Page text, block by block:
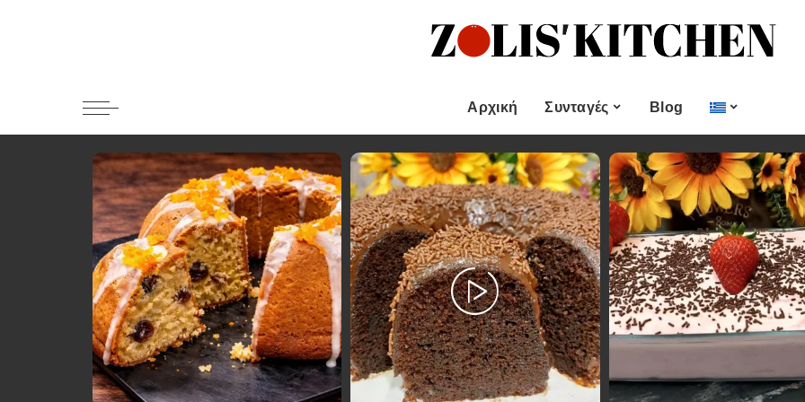
Αρχική Συνταγές
Κατηγορίες
Ορεκτικα & μεζεδες
Ψωμι
Κουλούρια και
Μπισκότα
Γλυκό και Επιδόρπιο
Ποτά και Χυμοί
Ψάρι και Θαλασσινά
Σάλτσες και Αλοιφές
Εποχιακές Συνταγές
Χριστουγεννιάτικες
Συνταγές
Πασχαλινές Συνταγές
Νηστίσιμες Συνταγές
Συνταγές για Αγίου
Βαλεντίνου
Blog
Γλυκό και Επιδόρπιο
Ποτά και Χυμοί
Ψάρι και Θαλασσινά
Σάλτσες και Αλοιφές
Κυρίως πιάτο
Κρέας
Ζυμαρικά
Πίτες και Ζύμες
Σαλάτες
Εποχιακές Συνταγές
Συνταγές για Αγίου
Βαλεντίνου